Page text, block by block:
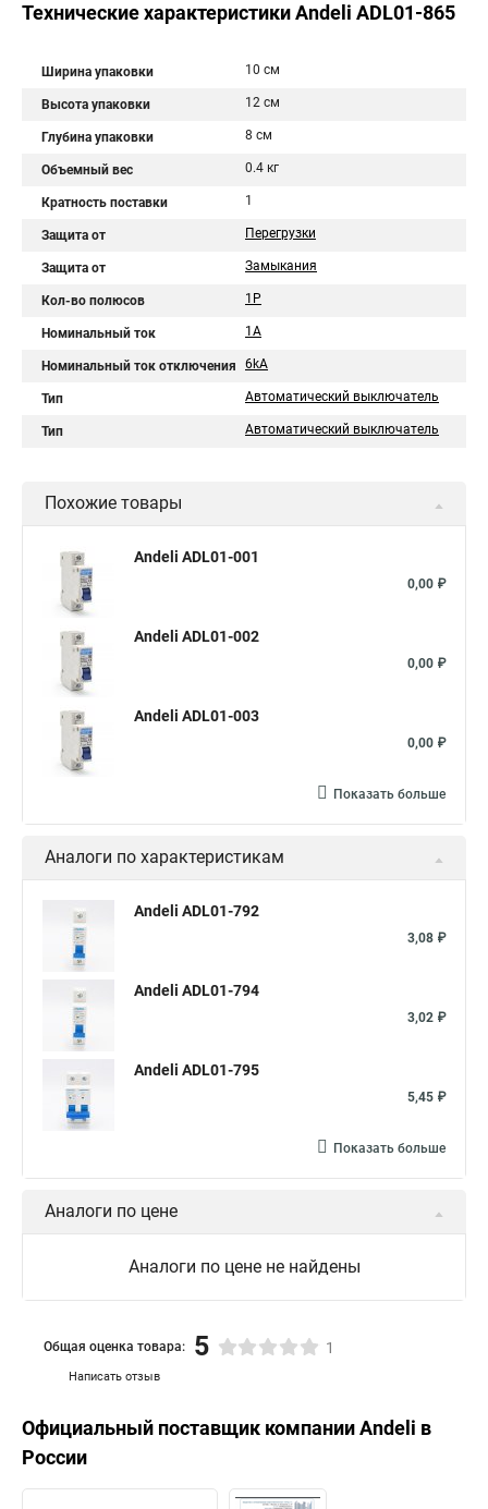
Технические характеристики Andeli ADL01-865
Ширина упаковки 10 см
Высота упаковки 12 см
Глубина упаковки 8 см
Объемный вес 0.4 кг
Кратность поставки 1
Защита от Перегрузки
Защита от Замыкания
Кол-во полюсов 1P
Номинальный ток 1A
Номинальный ток отключения 6kA
Тип Автоматический выключатель
Тип Автоматический выключатель
Похожие товары
Andeli ADL01-001
0,00 ₽
Andeli ADL01-002
0,00 ₽
Andeli ADL01-003
0,00 ₽
Показать больше
Аналоги по характеристикам
Andeli ADL01-792
3,08 ₽
Andeli ADL01-794
3,02 ₽
Andeli ADL01-795
5,45 ₽
Показать больше
Аналоги по цене
Аналоги по цене не найдены
Написать отзыв
Общая оценка товара: 5 1
Официальный поставщик компанииAndeli в
России